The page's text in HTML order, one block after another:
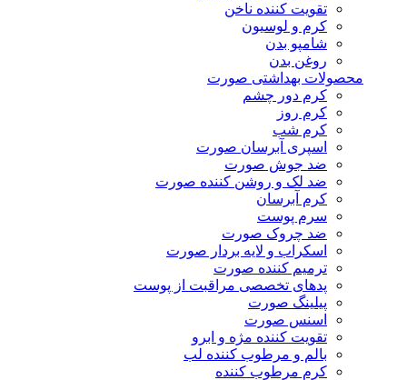
تقویت کننده ناخن
کرم و لوسیون
شامپو بدن
روغن بدن
محصولات بهداشتی صورت
کرم دور چشم
کرم روز
کرم شب
اسپری آبرسان صورت
ضد جوش صورت
ضد لک و روشن کننده صورت
کرم آبرسان
سرم پوست
ضد چروک صورت
اسکراب و لایه بردار صورت
ترمیم کننده صورت
پدهای تخصصی مراقبت از پوست
پیلینگ صورت
اسنس صورت
تقویت کننده مژه و ابرو
بالم و مرطوب کننده لب
کرم مرطوب کننده